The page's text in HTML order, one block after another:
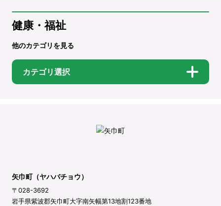
健康・福祉
他のカテゴリを見る
カテゴリ選択
矢巾町（ヤハバチョウ）
〒028-3692
岩手県紫波郡矢巾町大字南矢幅第13地割123番地